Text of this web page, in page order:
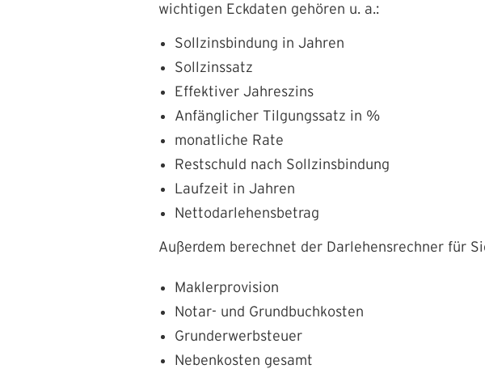
wichtigen Eckdaten gehören u. a.:
Sollzinsbindung in Jahren
Sollzinssatz
Effektiver Jahreszins
Anfänglicher Tilgungssatz in %
monatliche Rate
Restschuld nach Sollzinsbindung
Laufzeit in Jahren
Nettodarlehensbetrag
Außerdem berechnet der Darlehensrechner für
Maklerprovision
Notar- und Grundbuchkosten
Grunderwerbsteuer
Nebenkosten gesamt